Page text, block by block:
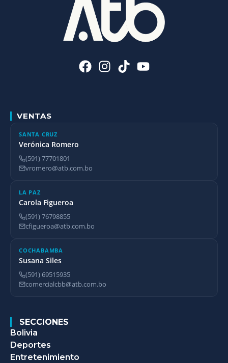
VENTAS
SANTA CRUZ
Verónica Romero
(591) 77701801
vromero@atb.com.bo
LA PAZ
Carola Figueroa
(591) 76798855
cfigueroa@atb.com.bo
COCHABAMBA
Susana Siles
(591) 69515935
comercialcbb@atb.com.bo
SECCIONES
Bolivia
Deportes
Entretenimiento